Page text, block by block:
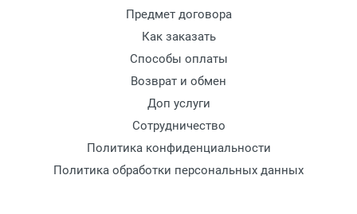
Предмет договора
Как заказать
Способы оплаты
Возврат и обмен
Доп услуги
Сотрудничество
Политика конфиденциальности
Политика обработки персональных данных